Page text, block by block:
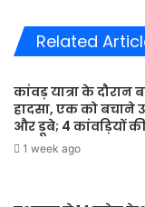
बैठक
सम्पन्न
Related
कांवड़ यात्रा के दौरान
हादसा, एक को बचाने
और डूबे; 4 कांवड़ियों
1 week ago